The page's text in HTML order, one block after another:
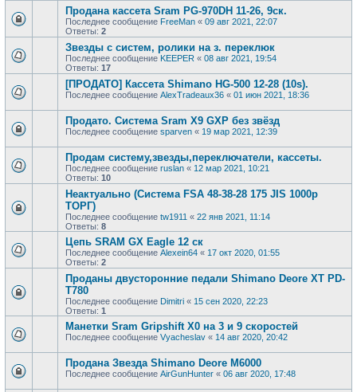
Продана кассета Sram PG-970DH 11-26, 9ск.
Последнее сообщение FreeMan « 09 авг 2021, 22:07
Ответы: 2
Звезды с систем, ролики на з. переклюк
Последнее сообщение KEEPER « 08 авг 2021, 19:54
Ответы: 17
[ПРОДАТО] Кассета Shimano HG-500 12-28 (10s).
Последнее сообщение AlexTradeaux36 « 01 июн 2021, 18:36
Продато. Система Sram X9 GXP без звёзд
Последнее сообщение sparven « 19 мар 2021, 12:39
Продам систему,звезды,переключатели, кассеты.
Последнее сообщение ruslan « 12 мар 2021, 10:21
Ответы: 10
Неактуально (Система FSA 48-38-28 175 JIS 1000р
ТОРГ)
Последнее сообщение tw1911 « 22 янв 2021, 11:14
Ответы: 8
Цепь SRAM GX Eagle 12 ск
Последнее сообщение Alexein64 « 17 окт 2020, 01:55
Ответы: 2
Проданы двусторонние педали Shimano Deore XT PD-
T780
Последнее сообщение Dimitri « 15 сен 2020, 22:23
Ответы: 1
Манетки Sram Gripshift X0 на 3 и 9 скоростей
Последнее сообщение Vyacheslav « 14 авг 2020, 20:42
Продана Звезда Shimano Deore M6000
Последнее сообщение AirGunHunter « 06 авг 2020, 17:48